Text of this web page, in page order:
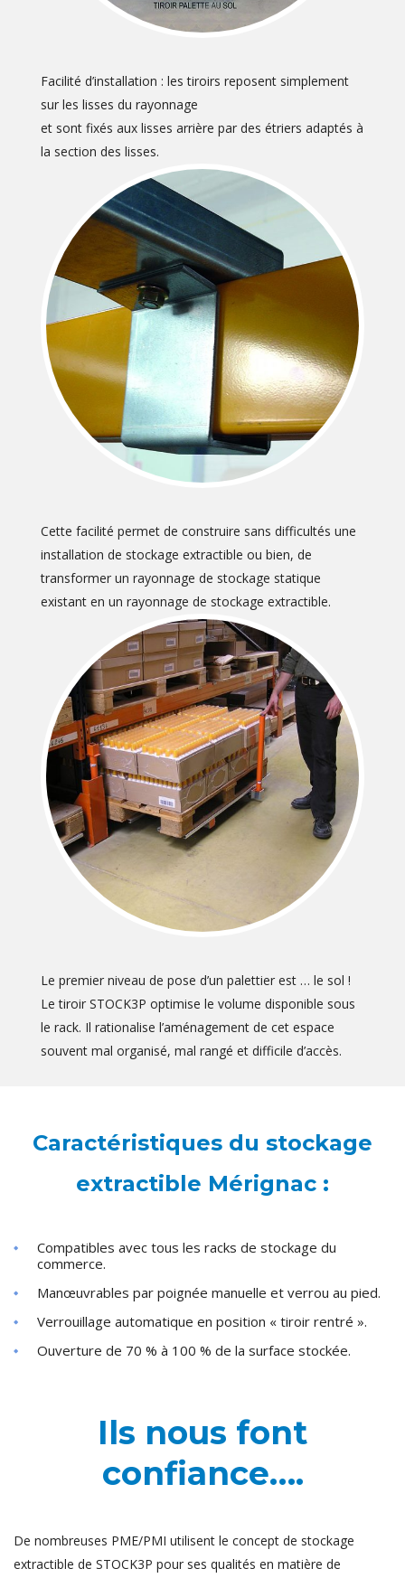
Facilité d’installation : les tiroirs reposent simplement
sur les lisses du rayonnage
et sont fixés aux lisses arrière par des étriers adaptés à
la section des lisses.
Cette facilité permet de construire sans difficultés une
installation de stockage extractible ou bien, de
transformer un rayonnage de stockage statique
existant en un rayonnage de stockage extractible.
Le premier niveau de pose d’un palettier est … le sol !
Le tiroir STOCK3P optimise le volume disponible sous
le rack. Il rationalise l’aménagement de cet espace
souvent mal organisé, mal rangé et difficile d’accès.
Caractéristiques du stockage
extractible Mérignac :
Compatibles avec tous les racks de stockage du
commerce.
Manœuvrables par poignée manuelle et verrou au pied.
Verrouillage automatique en position « tiroir rentré ».
Ouverture de 70 % à 100 % de la surface stockée.
Ils nous font
confiance….
De nombreuses PME/PMI utilisent le concept de stockage
extractible de STOCK3P pour ses qualités en matière de